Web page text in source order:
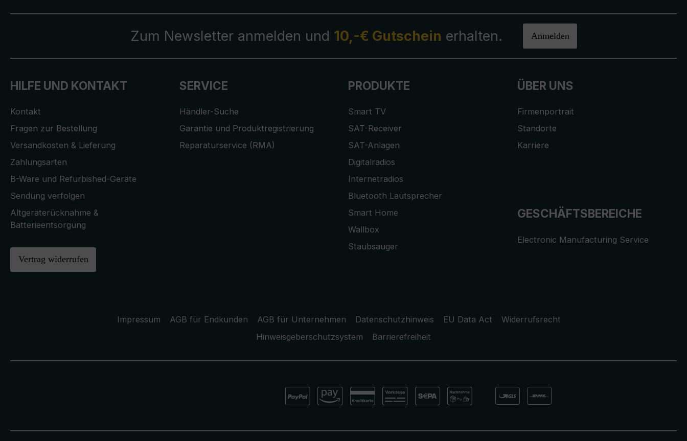
Zum Newsletter anmelden und 10,-€ Gutschein erhalten. Anmelden
HILFE UND KONTAKT
Kontakt
Fragen zur Bestellung
Versandkosten & Lieferung
Zahlungsarten
B-Ware und Refurbished-Geräte
Sendung verfolgen
Altgeräterücknahme &
Batterieentsorgung
Vertrag widerrufen
SERVICE
Händler-Suche
Garantie und Produktregistrierung
Reparaturservice (RMA)
PRODUKTE
Smart TV
SAT-Receiver
SAT-Anlagen
Digitalradios
Internetradios
Bluetooth Lautsprecher
Smart Home
Wallbox
Staubsauger
ÜBER UNS
Firmenportrait
Standorte
Karriere
GESCHÄFTSBEREICHE
Electronic Manufacturing Service
Impressum AGB für Endkunden AGB für Unternehmen Datenschutzhinweis EU Data Act
Widerrufsrecht
Hinweisgeberschutzsystem
Barrierefreiheit